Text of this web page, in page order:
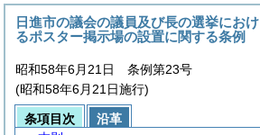
日進市の議会の議員及び長の選挙におけ
るポスター掲示場の設置に関する条例
昭和58年6月21日 条例第23号
(昭和58年6月21日施行)
条項目次
沿革